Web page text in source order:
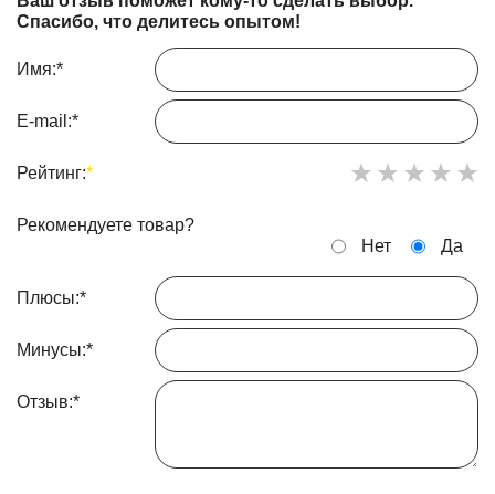
Спасибо, что делитесь опытом!
Имя:*
E-mail:*
Рейтинг:*
Рекомендуете товар?
Нет
Да
Плюсы:*
Минусы:*
Отзыв:*